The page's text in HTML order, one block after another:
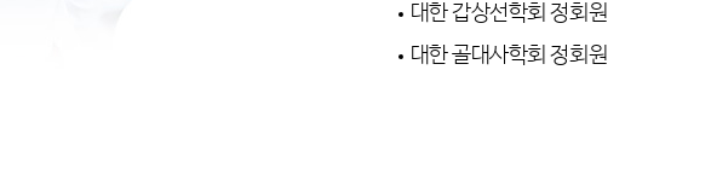
대한 갑상선학회 정회원
대한 골대사학회 정회원